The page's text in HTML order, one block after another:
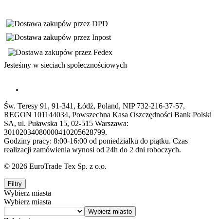
Jesteśmy w sieciach społecznościowych
Św. Teresy 91, 91-341, Łódź, Poland, NIP 732-216-37-57,
REGON 101144034, Powszechna Kasa Oszczędności Bank Polski
SA, ul. Puławska 15, 02-515 Warszawa:
30102034080000410205628799.
Godziny pracy: 8:00-16:00 od poniedziałku do piątku. Czas
realizacji zamówienia wynosi od 24h do 2 dni roboczych.
© 2026 EuroTrade Tex Sp. z o.o.
Filtry
Wybierz miasta
Wybierz miasta